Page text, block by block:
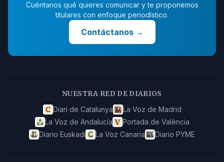
Cuéntanos qué quieres comunicar y te proponemos
titulares con enfoque periodístico.
Contáctanos→
NUESTRA RED DE DIARIOS
Diari de Catalunya
La Voz de Madrid
La Voz de Andalucía
Portada de València
Diario Euskadi
La Voz Canaria Diario PYME